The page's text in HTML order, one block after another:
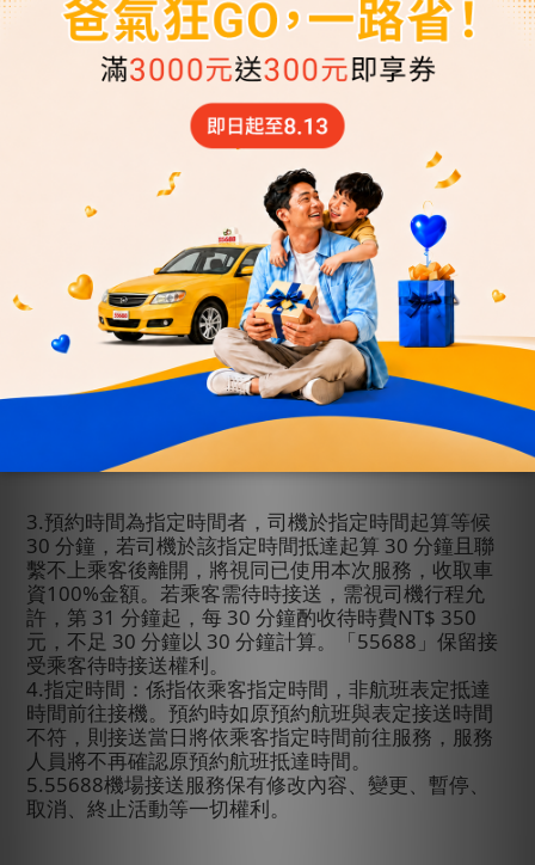
小時前取消才可全額退費 )
四、接送機超時費
「送機」超時費：每30分鐘酌收待時費
元，乘客須於用車時間的30分鐘內準時上車，若司機
於該用車時間抵達起算30分鐘且聯繫不上乘客後離
開，將視同已使用本次服務，收取車資100%
金額。若
乘客需待時接送，需視司機行程允許，第
31分鐘起，
分鐘酌收待時費NT$ 350元，不足 30分鐘以
55688」保留接受乘客待時接送權利。
「接機」超時費：每30分鐘酌收待時費NT$ 350
元，預約時間為航班實際抵達時間者，司機於航班抵
達起算等候90分鐘，若司機於該班機抵達時間已等候
90分鐘且聯繫不上乘客，將視同已使用本次服務，收
100%金額。若乘客需待時接送，需視司機行程
允許，第91 分鐘起，每30分鐘酌收待時費
NT$ 350
30分鐘計算。「55688」保留接
受乘客待時接送權利。
3.預約時間為指定時間者，司機於指定時間起算等候
30 分鐘，若司機於該指定時間抵達起算 30 分鐘且聯
繫不上乘客後離開，將視同已使用本次服務，收取車
資100%金額。若乘客需待時接送，需視司機行程允
許，第 31 分鐘起，每30 分鐘酌收待時費NT$ 350
元，不足 30 分鐘以 30 分鐘計算。「55688 」保留接
受乘客待時接送權利。
4.指定時間：係指依乘客指定時間，非航班表定抵達
時間前往接機。預約時如原預約航班與表定接送時間
不符，則接送當日將依乘客指定時間前往服務，服務
人員將不再確認原預約航班抵達時間。
5.55688機場接送服務保有修改內容、變更、暫停、
取消、終止活動等一切權利。